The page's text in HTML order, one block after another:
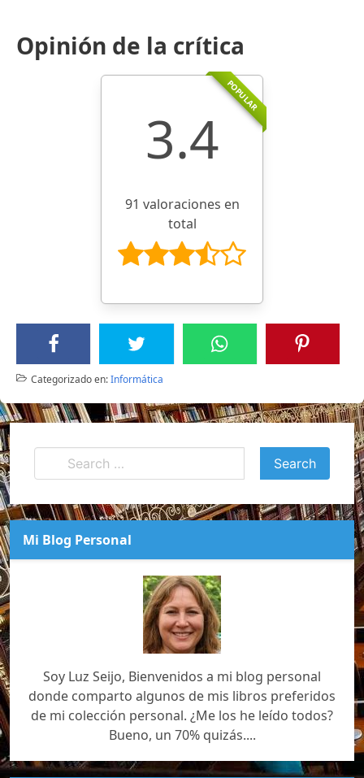
Opinión de la crítica
POPULAR
3.4
91 valoraciones en
total
Categorizado en:Informática
Mi Blog Personal
Soy Luz Seijo, Bienvenidos a mi blog personal
donde comparto algunos de mis libros preferidos
de mi colección personal. ¿Me los he leído todos?
Bueno, un 70% quizás....